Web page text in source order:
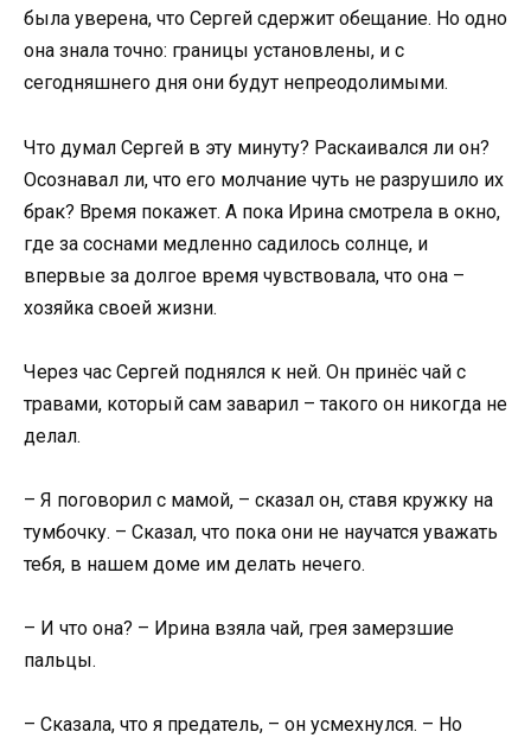
была уверена, что Сергей сдержит обещание. Но одно
она знала точно: границы установлены, и с
сегодняшнего дня они будут непреодолимыми.
Что думал Сергей в эту минуту? Раскаивался ли он?
Осознавал ли, что его молчание чуть не разрушило их
брак? Время покажет. А пока Ирина смотрела в окно,
где за соснами медленно садилось солнце, и
впервые за долгое время чувствовала, что она –
хозяйка своей жизни.
Через час Сергей поднялся к ней. Он принёс чай с
травами, который сам заварил – такого он никогда не
делал.
– Я поговорил с мамой, – сказал он, ставя кружку на
тумбочку. – Сказал, что пока они не научатся уважать
тебя, в нашем доме им делать нечего.
– И что она? – Ирина взяла чай, грея замерзшие
пальцы.
– Сказала, что я предатель, – он усмехнулся. – Но